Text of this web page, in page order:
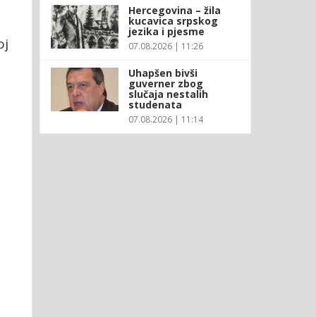
Hercegovina – žila
kucavica srpskog
jezika i pjesme
07.08.2026 | 11:26
Uhapšen bivši
guverner zbog
slučaja nestalih
studenata
07.08.2026 | 11:14